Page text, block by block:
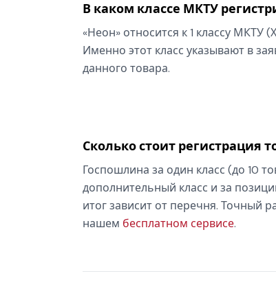
В каком классе МКТУ
«Неон» относится к 1 классу
Именно этот класс указывают в
данного товара.
Сколько стоит регистрация
Госпошлина за один класс (до 10
дополнительный класс и за
итог зависит от перечня. Точный
нашем бесплатном сервисе.